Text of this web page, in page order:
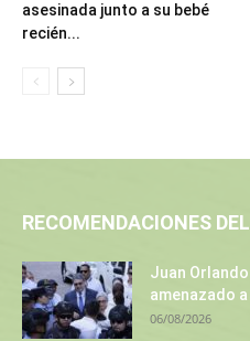
asesinada junto a su bebé
recién...
RECOMENDACIONES
Juan
amenazado
06/08/2026